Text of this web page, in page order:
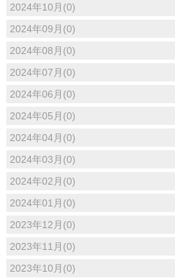
2024年10月(0)
2024年09月(0)
2024年08月(0)
2024年07月(0)
2024年06月(0)
2024年05月(0)
2024年04月(0)
2024年03月(0)
2024年02月(0)
2024年01月(0)
2023年12月(0)
2023年11月(0)
2023年10月(0)